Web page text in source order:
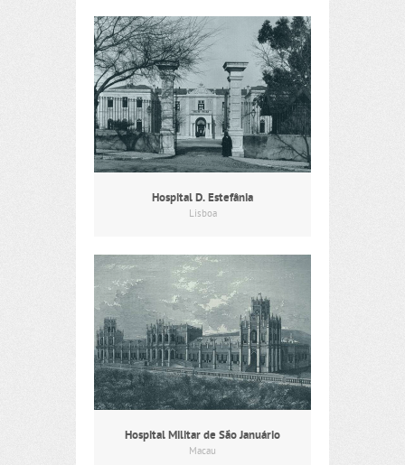
Hospital D. Estefânia
Lisboa
Hospital Militar de São Januário
Macau